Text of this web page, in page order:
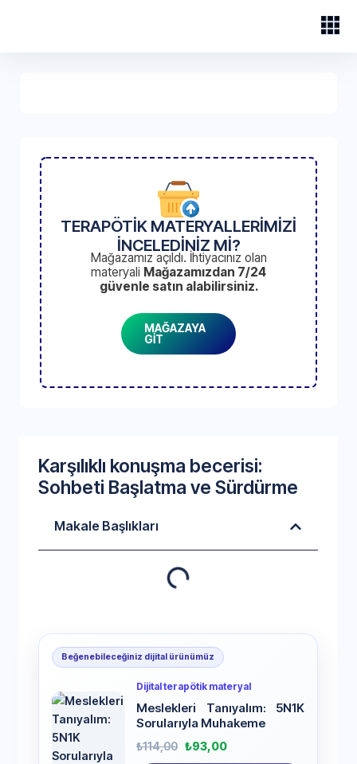
TERAPÖTİK MATERYALLERİMİZİ
İNCELEDİNİZ Mİ?
Mağazamız açıldı. İhtiyacınız olan
materyali Mağazamızdan 7/24
güvenle satın alabilirsiniz.
MAĞAZAYA
GİT
Karşılıklı konuşma becerisi:
Sohbeti Başlatma ve Sürdürme
Makale Başlıkları
Beğenebileceğiniz dijital ürünümüz
Dijital terapötik materyal
Meslekleri Tanıyalım: 5N1K
Sorularıyla Muhakeme
₺114,00 ₺93,00